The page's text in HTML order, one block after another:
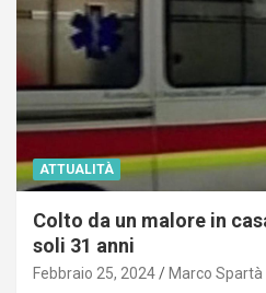
ATTUALITÀ
Colto da un malore in
soli 31 anni
Febbraio 25, 2024 Marco Spartà